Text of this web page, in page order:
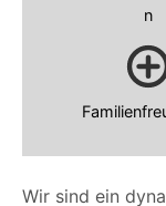
Wir sind ein
n